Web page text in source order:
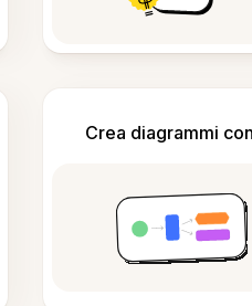
Crea diagrammi